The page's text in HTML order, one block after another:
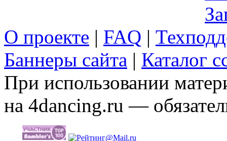
О проекте | FAQ |
Баннеры сайта | Каталог
При использовании
на 4dancing.ru —